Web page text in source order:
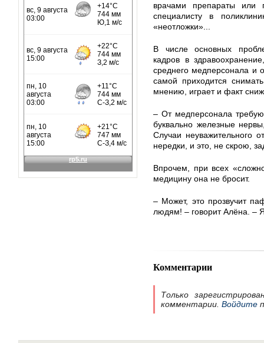
врачами препараты или
специалисту в
«неотложки»...
В числе основных
кадров в
среднего медперсонала и
самой приходится
мнению, играет и факт
– От медперсонала
буквально железные
Случаи неуважительного
нередки, и это, не скрою,
Впрочем, при всех
медицину она не бросит.
– Может, это прозвучит
людям! – говорит Алёна. –
Комментарии
Только
комментарии. Войдите